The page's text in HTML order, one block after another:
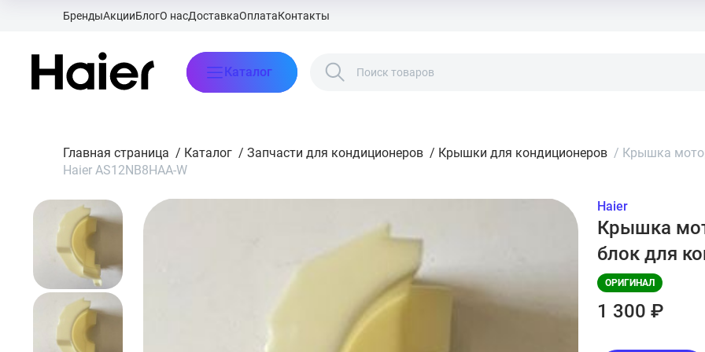
БрендыАкцииБлогО насДоставкаОплатаКонтакты
Каталог
Главная страница / Каталог / Запчасти для кондиционеров / Крышки для кондиционеров / Крышка
Haier AS12NB8HAA-W
Haier
Крышка
блок для
ОРИГИНАЛ
1 300 ₽